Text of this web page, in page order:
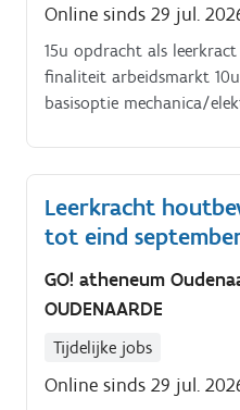
Online sinds 29 jul.
15u opdracht als
finaliteit arbeidsmarkt
basisoptie mechanica/
Leerkracht
tot eind
GO! atheneum
OUDENAARDE
Tijdelijke jobs
Online sinds 29 jul.